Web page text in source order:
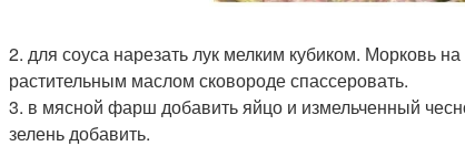
2. для соуса нарезать лук мелким кубиком. Морковь
растительным маслом сковороде спассеровать.
3. в мясной фарш добавить яйцо и измельченный
зелень добавить.